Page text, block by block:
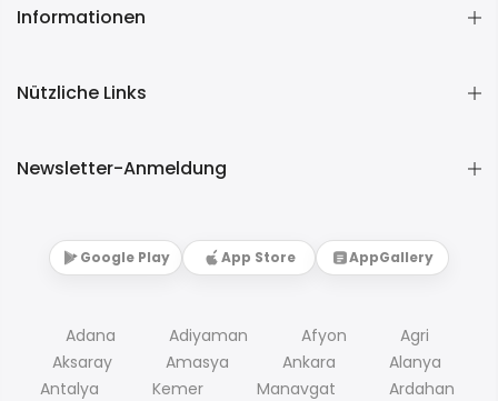
Informationen
Nützliche Links
Newsletter-Anmeldung
Google Play App Store AppGallery
Adana Adiyaman Afyon
Agri
Aksaray
Amasya Ankara
Alanya
Antalya
Kemer Manavgat
Ardahan